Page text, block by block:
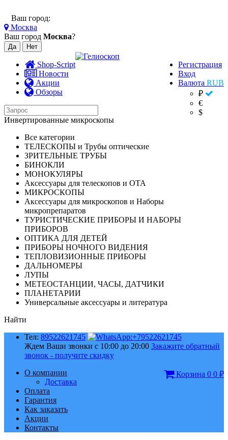
Ваш город:
Москва
Ваш город Москва?
Shop-Script
Новости
Акции
Обзоры
Регистрация
Вход
Валюта RUB
₽
€
$
Инвертированные микроскопы
Все категории
ТЕЛЕСКОПЫ и Трубы оптические
ЗРИТЕЛЬНЫЕ ТРУБЫ
БИНОКЛИ
МОНОКУЛЯРЫ
Аксессуары для телескопов и ОТА
МИКРОСКОПЫ
Аксессуары для микроскопов и Наборы
микропрепаратов
ТУРИСТИЧЕСКИЕ ПРИБОРЫ И НАБОРЫ
ПРИБОРОВ
ОПТИКА ДЛЯ ДЕТЕЙ
ПРИБОРЫ НОЧНОГО ВИДЕНИЯ
ТЕПЛОВИЗИОННЫЕ ПРИБОРЫ
ДАЛЬНОМЕРЫ
ЛУПЫ
МЕТЕОСТАНЦИИ, ЧАСЫ, ДАТЧИКИ
ПЛАНЕТАРИИ
Универсальные аксессуары и литература
Найти
Тел: 89522621745
Ждем Ваши звонки с 10:00 до 20:00 Закажите обратный
звонок - получите скидку
Корзина 0 0 ₽
О компании
Доставка
Оплата
Гарантия
Как заказать
Акции
Контакты